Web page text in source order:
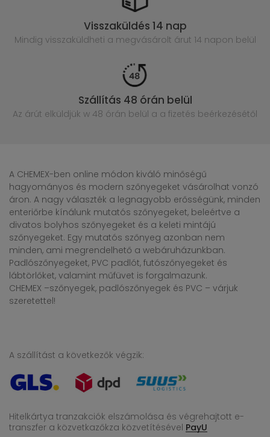
Visszaküldés 14 nap
Mindig visszaküldheti a megvásárolt árut 14 napon belül
Szállítás 48 órán belül
Az árút elküldjük w 48 órán belül a a fizetés beérkezésétől
A CHEMEX-ben online módon kiváló minőségű
hagyományos és modern szőnyegeket vásárolhat vonzó
áron. A nagy választék a legnagyobb erősségünk, minden
enteriőrbe kínálunk mutatós szőnyegeket, beleértve a
divatos bolyhos szőnyegeket és a keleti mintájú
szőnyegeket. Egy mutatós szőnyeg azonban nem
minden, ami megrendelhető a webáruházunkban.
Padlószőnyegeket, PVC padlót, futószőnyegeket és
lábtörlőket, valamint műfüvet is forgalmazunk.
CHEMEX –szőnyegek, padlószőnyegek és PVC – várjuk
szeretettel!
A szállítást a következők végzik:
Hitelkártya tranzakciók elszámolása és végrehajtott e-
transzfer a közvetkazőkza közvetítésével PayU